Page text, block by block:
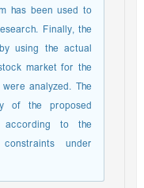
has been used to
Finally, the
using the actual
market for the
analyzed. The
of the proposed
according to the
under